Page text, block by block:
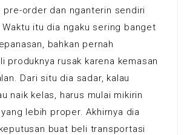
pre-order dan nganterin sendiri
itu dia ngaku sering banget
bahkan pernah
produknya rusak karena kemasan
Dari situ dia sadar, kalau
naik kelas, harus mulai mikirin
lebih proper. Akhirnya dia
buat beli transportasi